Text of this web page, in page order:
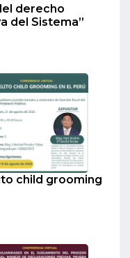
derecho
del Sistema”
child grooming